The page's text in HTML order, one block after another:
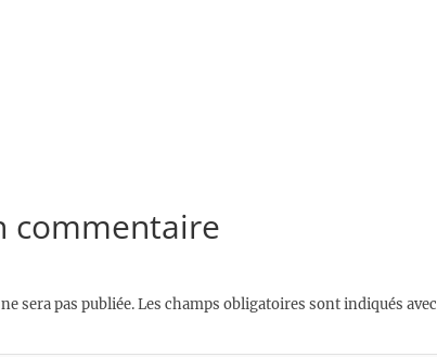
commentaire
sera pas publiée.Les champs obligatoires sont indiqués avec